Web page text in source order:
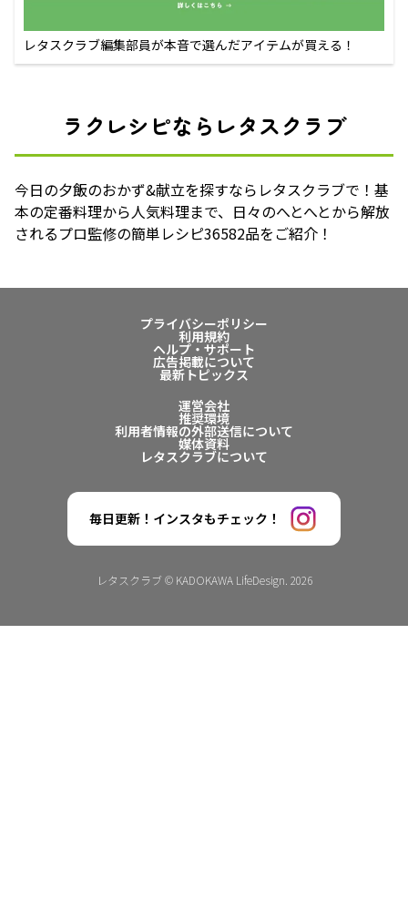
レタスクラブ編集部員が本音で選んだアイテムが買える！
ラクレシピならレタスクラブ
今日の夕飯のおかず&献立を探すならレタスクラブで！基
本の定番料理から人気料理まで、日々のへとへとから解放
されるプロ監修の簡単レシピ36582品をご紹介！
プライバシーポリシー
利用規約
ヘルプ・サポート
広告掲載について
最新トピックス
運営会社
推奨環境
利用者情報の外部送信について
媒体資料
レタスクラブについて
毎日更新！インスタもチェック！
レタスクラブ © KADOKAWA LifeDesign. 2026